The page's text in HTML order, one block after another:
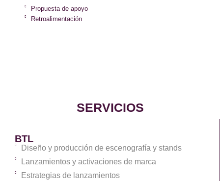
Propuesta de apoyo
Retroalimentación
SERVICIOS
BTL
Diseño y producción de escenografía y stands
Lanzamientos y activaciones de marca
Estrategias de lanzamientos